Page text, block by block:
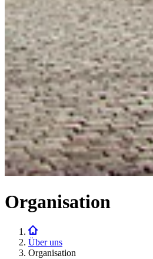
Organisation
Über uns
Organisation